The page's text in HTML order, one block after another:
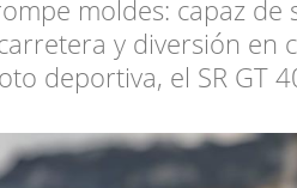
moldes: capaz
y diversión en
deportiva, el SR GT